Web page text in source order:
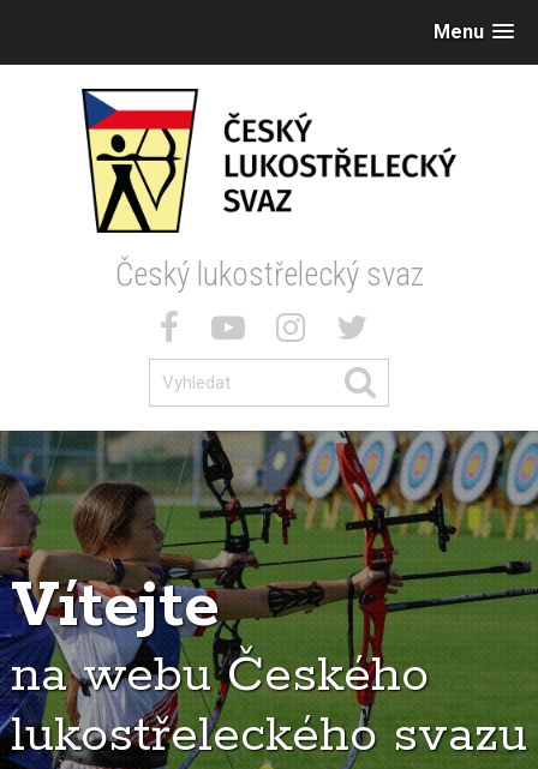
Menu
Český lukostřelecký svaz
Vítejte
na webu Českého
lukostřeleckého svazu